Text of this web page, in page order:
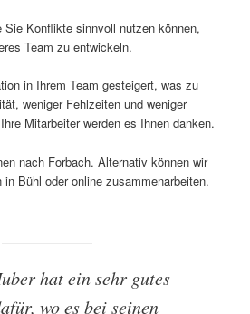
Sie Konflikte sinnvoll nutzen können,
Team zu entwickeln.
in Ihrem Team gesteigert, was zu
weniger Fehlzeiten und weniger
Mitarbeiter werden es Ihnen danken.
nach Forbach. Alternativ können wir
Bühl oder online zusammenarbeiten.
hat ein sehr gutes
wo es bei seinen